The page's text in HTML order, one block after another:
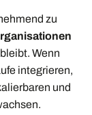
zu
Wenn
integrieren,
und